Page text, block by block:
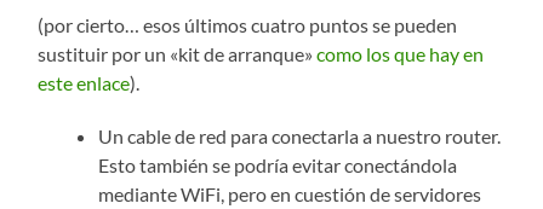
(por cierto… esos últimos cuatro puntos se pueden
sustituir por un «kit de arranque»como los que hay en
este enlace).
Un cable de red para conectarla a nuestro router.
Esto también se podría evitar conectándola
mediante WiFi, pero en cuestión de servidores